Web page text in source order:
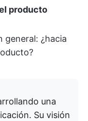
producto
general: ¿hacia
una
Su visión